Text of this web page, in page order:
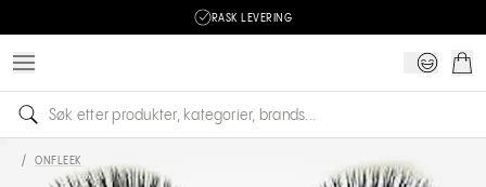
RASK LEVERING
/ ONFLEEK